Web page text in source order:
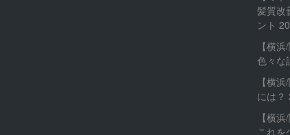
髪質改
ント
【横
色々な
【横
には？
【横
これを